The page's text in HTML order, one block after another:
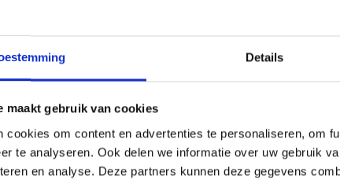
Details
maakt gebruik van cookies
cookies om content en advertenties te personaliseren, om
te analyseren. Ook delen we informatie over uw gebruik
en analyse. Deze partners kunnen deze gegevens
werk gaan bij onderhoud
aanpak voor het onderhoud van
installatie. Vervolgens voeren wij de werkzaamheden